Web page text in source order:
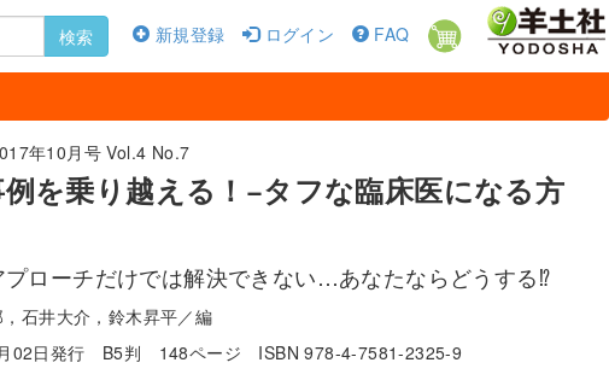
新規登録 ログイン FAQ
検索
年10月号 Vol.4 No.7
を乗り越える！−タフな臨床医になる方
プローチだけでは解決できない…あなたならどうする⁉︎
石井大介，鈴木昇平／編
02日発行
B5判 148ページ ISBN 978-4-7581-2325-9